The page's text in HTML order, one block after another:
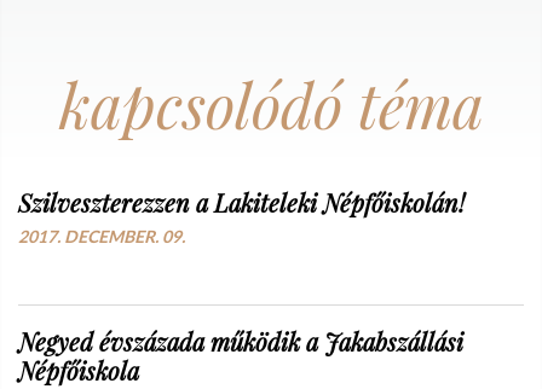
kapcsolódó téma
Szilveszterezzen a Lakiteleki Népfőiskolán!
2017. DECEMBER. 09.
Negyed évszázada működik a Jakabszállási
Népfőiskola